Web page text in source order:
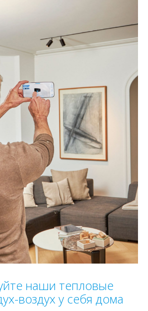
наши тепловые
воздух у себя дома